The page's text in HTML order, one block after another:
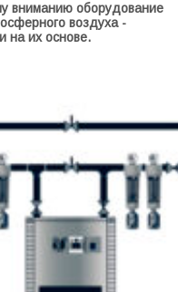
вниманию оборудование
воздуха -
на их основе.